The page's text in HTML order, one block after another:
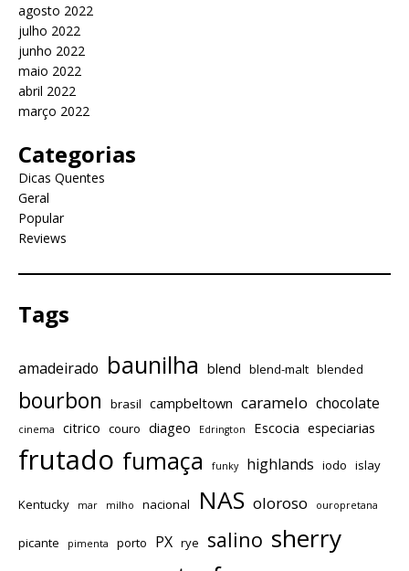
agosto 2022
julho 2022
junho 2022
maio 2022
abril 2022
março 2022
Categorias
Dicas Quentes
Geral
Popular
Reviews
Tags
amadeirado baunilha blend blend-malt blended
bourbon brasil campbeltown caramelo chocolate
cinema citrico couro diageo Edrington Escocia especiarias
frutado fumaça funky highlands iodo islay
Kentucky mar milho nacional NAS oloroso ouropretana
picante pimenta porto PX rye salino sherry